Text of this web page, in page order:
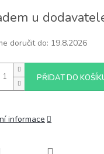
u
doručit do: 19.8.2026
PŘIDAT DO
informace